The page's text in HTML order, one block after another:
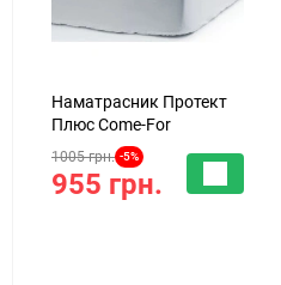
Наматрасник Протект
Плюс Come-For
1005 грн. -5%
955 грн.